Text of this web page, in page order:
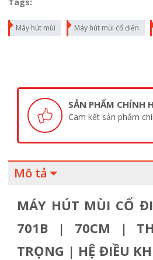
Máy hút mùi Máy hút mùi cổ điển
SẢN PHẨM CHÍNH
Cam kết sản phẩm
Mô tả
MÁY HÚT MÙI CỔ
701B | 70CM |
TRỌNG | HỆ ĐIỀU